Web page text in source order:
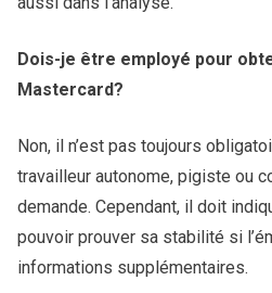
Dois-je être employé pour
Mastercard?
Non, il n’est pas toujours
travailleur autonome, pigiste ou
demande. Cependant, il doit
pouvoir prouver sa stabilité si
informations supplémentaires.